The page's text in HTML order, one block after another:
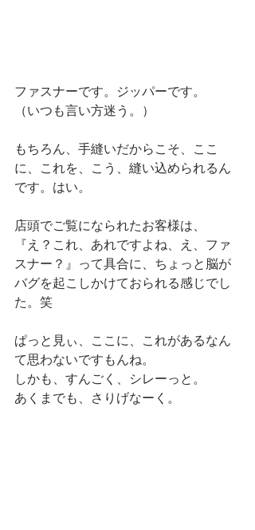
ファスナーです。ジッパーです。
（いつも言い方迷う。）
もちろん、手縫いだからこそ、ここ
に、これを、こう、縫い込められるん
です。はい。
店頭でご覧になられたお客様は、
『え？これ、あれですよね、え、ファ
スナー？』って具合に、ちょっと脳が
バグを起こしかけておられる感じでし
た。笑
ぱっと見ぃ、ここに、これがあるなん
て思わないですもんね。
しかも、すんごく、シレーっと。
あくまでも、さりげなーく。